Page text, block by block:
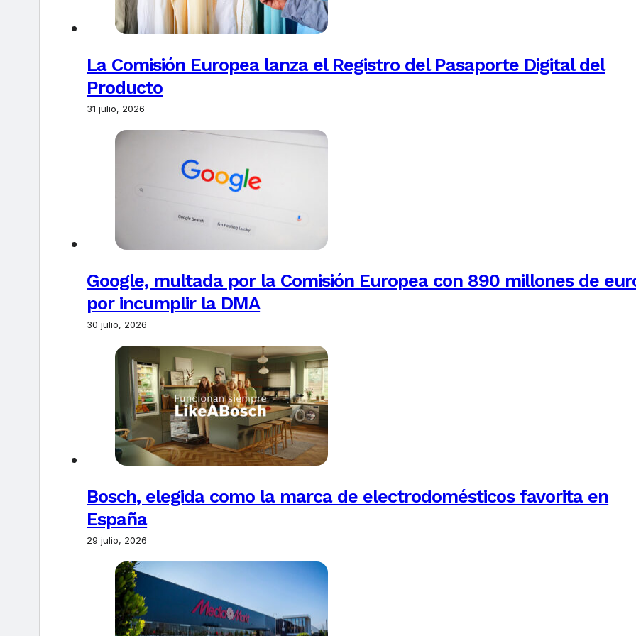
La Comisión Europea lanza el Registro del Pasaporte Digital del
Producto
31 julio, 2026
Google, multada por la Comisión Europea con 890 millones de
por incumplir la DMA
30 julio, 2026
Bosch, elegida como la marca de electrodomésticos favorita en
España
29 julio, 2026